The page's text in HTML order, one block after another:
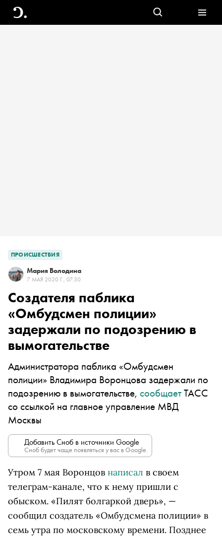
ПРОИСШЕСТВИЯ
Мария Володина
7 МАЯ 2020 Г., 07:30
Создателя паблика
«Омбудсмен полиции»
задержали по подозрению в
вымогательстве
Администратора паблика «Омбудсмен
полиции» Владимира Воронцова задержали по
подозрению в вымогательстве, сообщаетТАСС
со ссылкой на главное управление МВД
Москвы
Добавить Сноб в источники Google
Сноб будет чаще появляться у вас в Google.
Утром 7 мая Воронцов написал в своем
телеграм-канале, что к нему пришли с
обыском. «Пилят болгаркой дверь», —
сообщил создатель «Омбудсмена полиции» в
семь утра по московскому времени. Позднее